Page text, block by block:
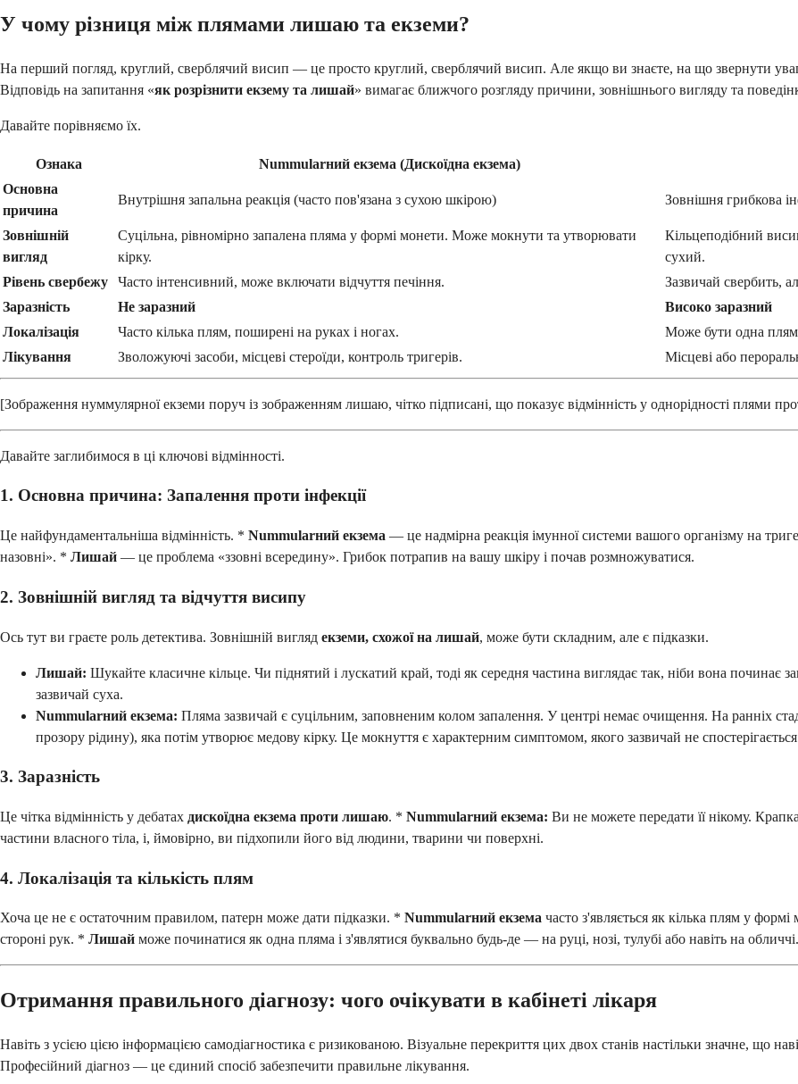
У чому різниця між плямами лишаю та екземи?
На перший погляд, круглий, сверблячий висип — це просто круглий, сверблячий висип. Але якщо ви знаєте, на що звернути
Відповідь на запитання «як розрізнити екзему та лишай» вимагає ближчого розгляду причини, зовнішнього вигляду та
Давайте порівняємо їх.
Ознака Nummularний екзема (Дискоїдна екзема)
Основна
причина
Внутрішня запальна реакція (часто пов'язана з сухою шкірою) Зовнішня грибкова
Зовнішній
вигляд
Суцільна, рівномірно запалена пляма у формі монети. Може мокнути та утворювати
кірку.
Кільцеподібний
сухий.
Рівень свербежу
Часто інтенсивний, може включати відчуття печіння.
Зазвичай свербить,
Заразність
Не заразний
Високо заразний
Локалізація
Часто кілька плям, поширені на руках і ногах.
Може бути одна
Лікування
Зволожуючі засоби, місцеві стероїди, контроль тригерів. Місцеві або
[Зображення нуммулярної екземи поруч із зображенням лишаю, чітко підписані, що показує відмінність у однорідності плями
Давайте заглибимося в ці ключові відмінності.
1. Основна причина: Запалення проти інфекції
Це найфундаментальніша відмінність. * Nummularний екзема — це надмірна реакція імунної системи вашого організму на
назовні». * Лишай — це проблема «ззовні всередину». Грибок потрапив на вашу шкіру і почав розмножуватися.
2. Зовнішній вигляд та відчуття висипу
Ось тут ви граєте роль детектива. Зовнішній вигляд екземи, схожої на лишай, може бути складним, але є підказки.
Лишай: Шукайте класичне кільце. Чи піднятий і лускатий край, тоді як середня частина виглядає так, ніби вона
зазвичай суха.
Nummularний екзема: Пляма зазвичай є суцільним, заповненим колом запалення. У центрі немає очищення. На ранніх
прозору рідину), яка потім утворює медову кірку. Це мокнуття є характерним симптомом, якого зазвичай не
3. Заразність
Це чітка відмінність у дебатах дискоїдна екзема проти лишаю. * Nummularний екзема: Ви не можете передати її нікому.
частини власного тіла, і, ймовірно, ви підхопили його від людини, тварини чи поверхні.
4. Локалізація та кількість плям
Хоча це не є остаточним правилом, патерн може дати підказки. * Nummularний екзема часто з'являється як кілька плям у
стороні рук. * Лишай може починатися як одна пляма і з'являтися буквально будь-де — на руці, нозі, тулубі або навіть на обличчі.
Отримання правильного діагнозу: чого очікувати в кабінеті лікаря
Навіть з усією цією інформацією самодіагностика є ризикованою. Візуальне перекриття цих двох станів настільки значне, що
Професійний діагноз — це єдиний спосіб забезпечити правильне лікування.